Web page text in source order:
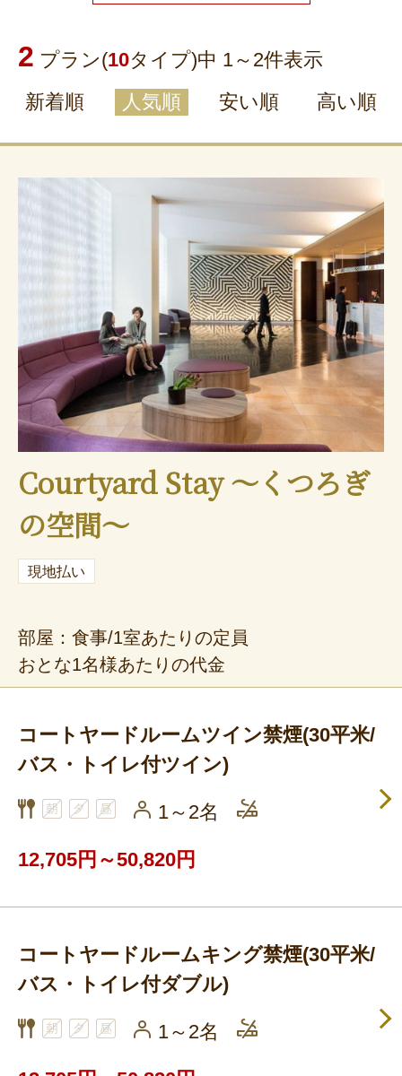
2 プラン(10タイプ)中 1～ 2件表示
新着順
人気順 安い順 高い順
Courtyard Stay ～くつろぎ
の空間～
現地払い
部屋：食事/1室あたりの定員
おとな1名様あたりの代金
コートヤードルームツイン禁煙(30平米/
バス・トイレ付ツイン)
1～2名
12,705円～50,820円
コートヤードルームキング禁煙(30平米/
バス・トイレ付ダブル)
1～2名